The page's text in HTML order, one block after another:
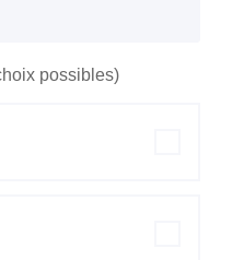
possibles)